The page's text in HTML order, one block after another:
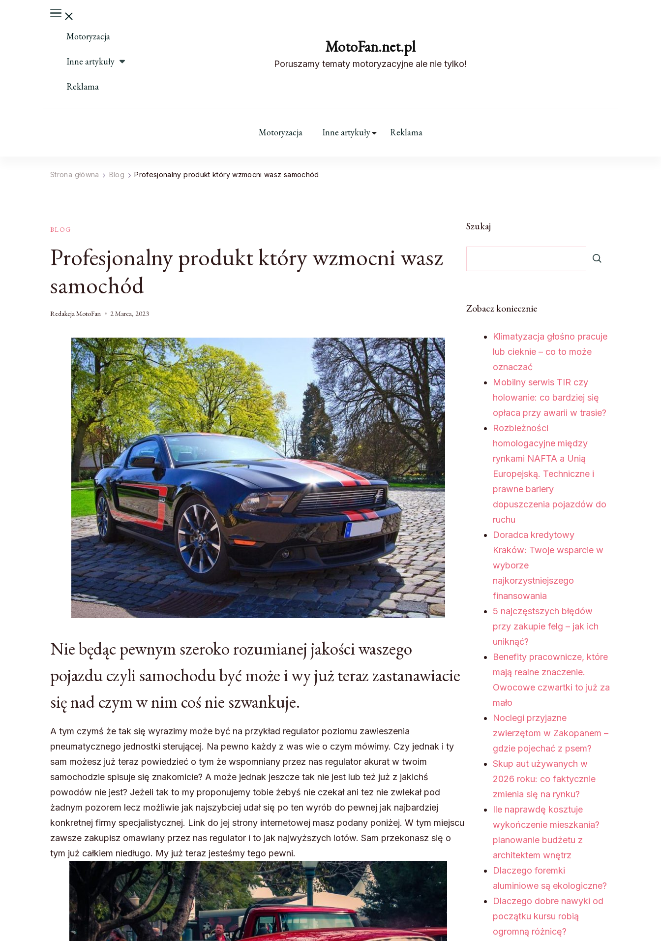
Motoryzacja
Inne artykuły
Reklama
MotoFan.net.pl
Poruszamy tematy motoryzacyjne ale nie tylko!
Motoryzacja Inne artykuły Reklama
Strona główna Blog Profesjonalny produkt który wzmocni wasz samochód
BLOG
Profesjonalny produkt który wzmocni wasz
samochód
Redakcja MotoFan 2 Marca, 2023
Nie będąc pewnym szeroko rozumianej jakości waszego
pojazdu czyli samochodu być może i wy już teraz zastanawiacie
się nad czym w nim coś nie szwankuje.
A tym czymś że tak się wyrazimy może być na przykład regulator poziomu zawieszenia
pneumatycznego jednostki sterującej. Na pewno każdy z was wie o czym mówimy. Czy jednak i ty
sam możesz już teraz powiedzieć o tym że wspomniany przez nas regulator akurat w twoim
samochodzie spisuje się znakomicie? A może jednak jeszcze tak nie jest lub też już z jakichś
powodów nie jest? Jeżeli tak to my proponujemy tobie żebyś nie czekał ani tez nie zwlekał pod
żadnym pozorem lecz możliwie jak najszybciej udał się po ten wyrób do pewnej jak najbardziej
konkretnej firmy specjalistycznej. Link do jej strony internetowej masz podany poniżej. W tym miejscu
zawsze zakupisz omawiany przez nas regulator i to jak najwyższych lotów. Sam przekonasz się o
tym już całkiem niedługo. My już teraz jesteśmy tego pewni.
Szukaj
Zobacz koniecznie
Klimatyzacja głośno pracuje
lub cieknie – co to może
oznaczać
Mobilny serwis TIR czy
holowanie: co bardziej się
opłaca przy awarii w trasie?
Rozbieżności
homologacyjne między
rynkami NAFTA a Unią
Europejską. Techniczne i
prawne bariery
dopuszczenia pojazdów do
ruchu
Doradca kredytowy
Kraków: Twoje wsparcie w
wyborze
najkorzystniejszego
finansowania
5 najczęstszych błędów
przy zakupie felg – jak ich
uniknąć?
Benefity pracownicze, które
mają realne znaczenie.
Owocowe czwartki to już za
mało
Noclegi przyjazne
zwierzętom w Zakopanem –
gdzie pojechać z psem?
Skup aut używanych w
2026 roku: co faktycznie
zmienia się na rynku?
Ile naprawdę kosztuje
wykończenie mieszkania?
planowanie budżetu z
architektem wnętrz
Dlaczego foremki
aluminiowe są ekologiczne?
Dlaczego dobre nawyki od
początku kursu robią
ogromną różnicę?